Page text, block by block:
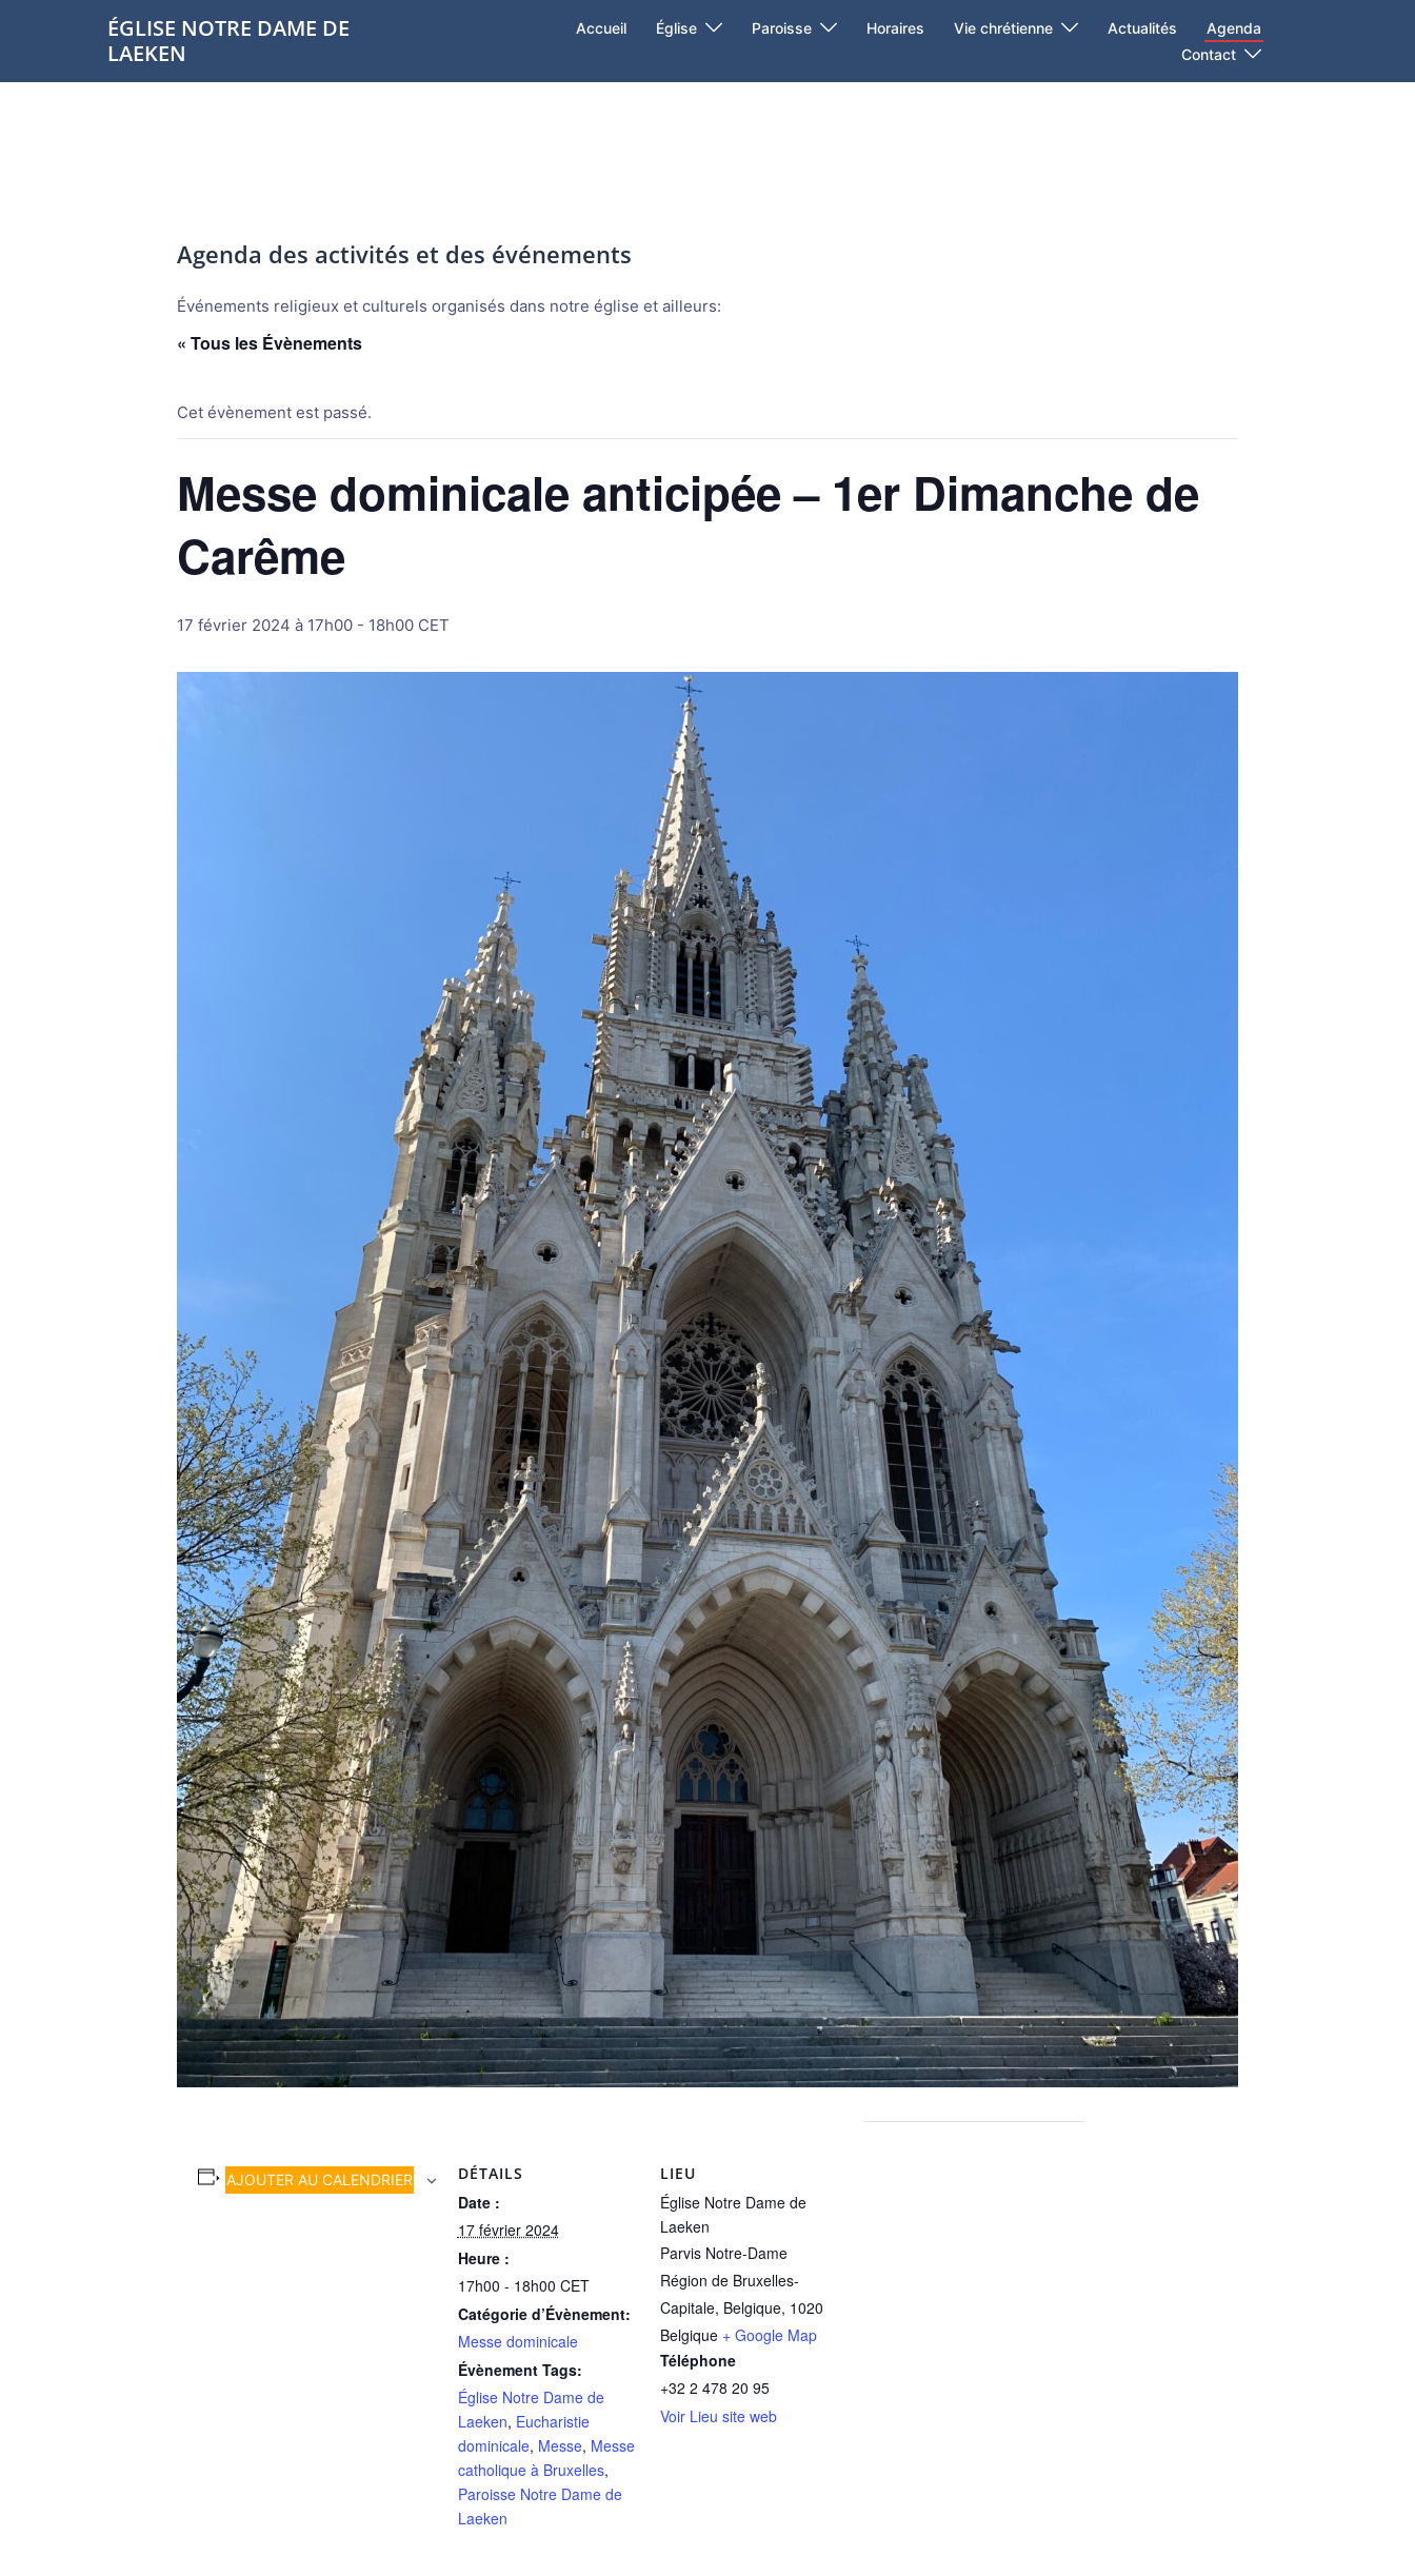
ÉGLISE NOTRE DAME DE
LAEKEN
Accueil Église Paroisse Horaires Vie chrétienne Actualités
Agenda
Contact
Agenda des activités et des événements
Événements religieux et culturels organisés dans notre église et ailleurs:
« Tous les Évènements
Cet évènement est passé.
Messe dominicale anticipée – 1er Dimanche de
Carême
17 février 2024 à 17h00 - 18h00 CET
AJOUTER AU CALENDRIER DÉTAILS
Date :
17 février 2024
Heure :
17h00 - 18h00 CET
Catégorie d’Évènement:
Messe dominicale
Évènement Tags:
Église Notre Dame de
Laeken, Eucharistie
dominicale, Messe, Messe
catholique à Bruxelles,
Paroisse Notre Dame de
Laeken
LIEU
Église Notre Dame de
Laeken
Parvis Notre-Dame
Région de Bruxelles-
Capitale, Belgique, 1020
Belgique + Google Map
Téléphone
+32 2 478 20 95
Voir Lieu site web